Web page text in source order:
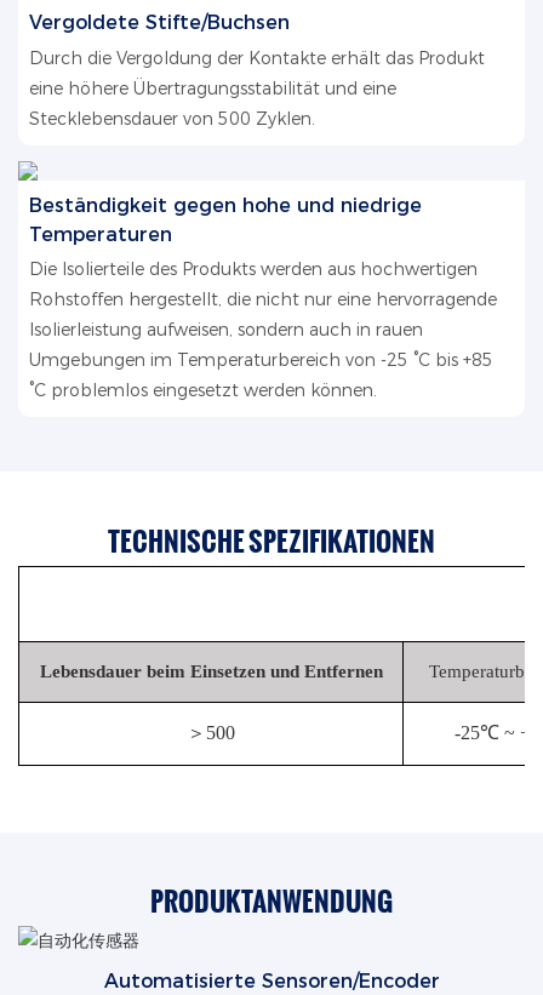
Vergoldete Stifte/Buchsen
Durch die Vergoldung der Kontakte erhält das Produkt
eine höhere Übertragungsstabilität und eine
Stecklebensdauer von 500 Zyklen.
Beständigkeit gegen hohe und niedrige
Temperaturen
Die Isolierteile des Produkts werden aus hochwertigen
Rohstoffen hergestellt, die nicht nur eine hervorragende
Isolierleistung aufweisen, sondern auch in rauen
Umgebungen im Temperaturbereich von -25 °C bis +85
°C problemlos eingesetzt werden können.
TECHNISCHE SPEZIFIKATIONEN
Lebensdauer beim Einsetzen und Entfernen
＞ 500 -25℃ ~
PRODUKTANWENDUNG
Automatisierte Sensoren/Encoder